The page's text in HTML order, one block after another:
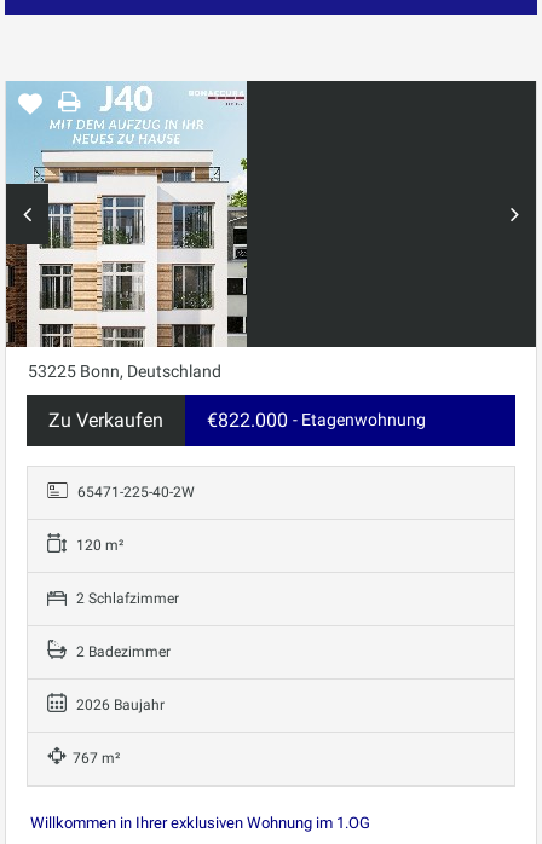
53225 Bonn, Deutschland
Zu Verkaufen €822.000 - Etagenwohnung
65471-225-40-2W
120 m²
2 Schlafzimmer
2 Badezimmer
2026 Baujahr
767 m²
Willkommen in Ihrer exklusiven Wohnung im 1.OG